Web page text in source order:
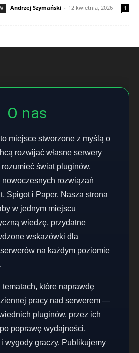
Andrzej Szymański - 12 kwietnia, 2026 1
O nas
miejsce stworzone z myślą o
rozwijać własne serwery
świat pluginów,
nowoczesnych rozwiązań
Spigot i Paper. Nasza strona
w jednym miejscu
wiedzę, przydatne
wskazówki dla
na każdym poziomie
tematach, które naprawdę
pracy nad serwerem —
pluginów, przez ich
poprawę wydajności,
wygody graczy. Publikujemy